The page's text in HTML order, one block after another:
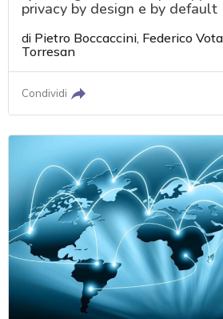
privacy by design e by default
di Pietro Boccaccini, Federico Vota
Torresan
Condividi